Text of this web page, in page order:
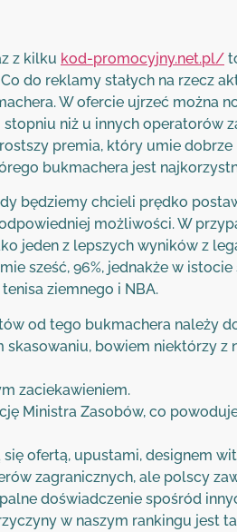
z kilku kod-promocyjny.net.pl/
do reklamy stałych na rzecz
W ofercie ujrzeć można
niż u innych operatorów
premia, który umie
bukmachera jest
będziemy chcieli prędko
możliwości. W
jeden z lepszych wyników z
sześć, 96%, jednakże w
ziemnego i NBA.
od tego bukmachera należy
bowiem niektórzy z
zaciekawieniem.
Ministra Zasobów, co
ofertą, upustami, designem
zagranicznych, ale polscy
doświadczenie spośród
w naszym rankingu jest